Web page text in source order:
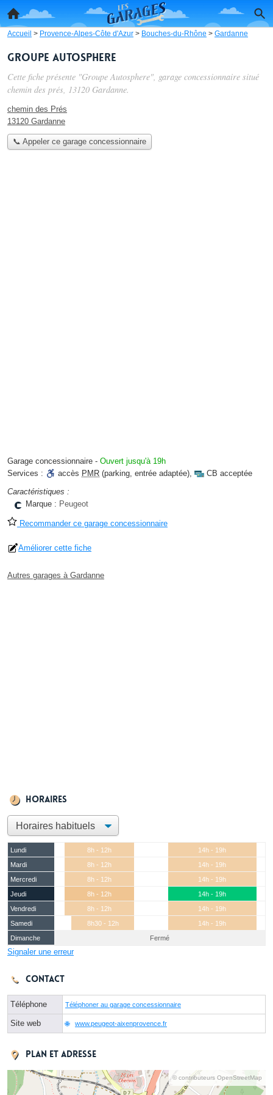
Accueil > Provence-Alpes-Côte d'Azur > Bouches-du-Rhône > Gardanne
Groupe Autosphere
Cette fiche présente "Groupe Autosphere", garage concessionnaire situé
chemin des prés, 13120 Gardanne.
chemin des Prés
13120 Gardanne
📞 Appeler ce garage concessionnaire
Garage concessionnaire - Ouvert jusqu'à 19h
Services :
accès PMR (parking, entrée adaptée),
CB acceptée
Caractéristiques :
Marque : Peugeot
Recommander ce garage concessionnaire
Améliorer cette fiche
Autres garages à Gardanne
Horaires
Lundi 8h - 12h
14h - 19h
Mardi
8h - 12h
14h - 19h
Mercredi
8h - 12h
14h - 19h
Jeudi
8h - 12h
14h - 19h
Vendredi
8h - 12h
14h - 19h
Samedi
8h30 - 12h
14h - 19h
Dimanche
Fermé
Signaler une erreur
Contact
Téléphone Téléphoner au garage concessionnaire
Site web www.peugeot-aixenprovence.fr
Plan et adresse
© contributeurs OpenStreetMap